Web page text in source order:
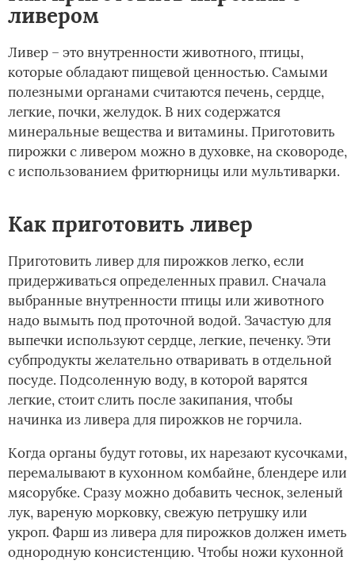
ливером
Ливер – это внутренности животного, птицы,
которые обладают пищевой ценностью. Самыми
полезными органами считаются печень, сердце,
легкие, почки, желудок. В них содержатся
минеральные вещества и витамины. Приготовить
пирожки с ливером можно в духовке, на сковороде,
с использованием фритюрницы или мультиварки.
Как приготовить ливер
Приготовить ливер для пирожков легко, если
придерживаться определенных правил. Сначала
выбранные внутренности птицы или животного
надо вымыть под проточной водой. Зачастую для
выпечки используют сердце, легкие, печенку. Эти
субпродукты желательно отваривать в отдельной
посуде. Подсоленную воду, в которой варятся
легкие, стоит слить после закипания, чтобы
начинка из ливера для пирожков не горчила.
Когда органы будут готовы, их нарезают кусочками,
перемалывают в кухонном комбайне, блендере или
мясорубке. Сразу можно добавить чеснок, зеленый
лук, вареную морковку, свежую петрушку или
укроп. Фарш из ливера для пирожков должен иметь
однородную консистенцию. Чтобы ножи кухонной